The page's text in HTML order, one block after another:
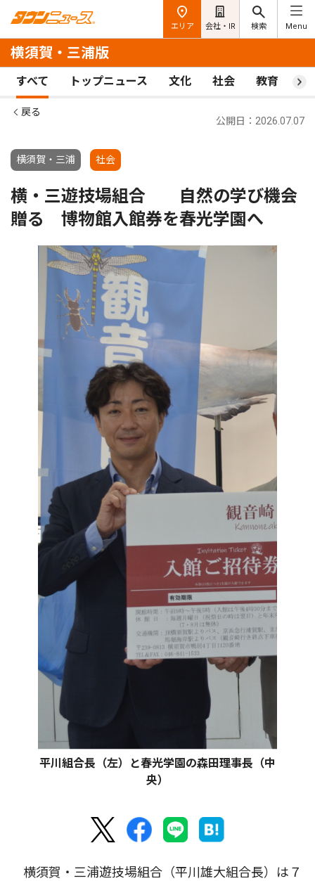
エリア 会社・IR 検索 Menu
横須賀・三浦版
すべて トップニュース 文化 社会 教育 ス
戻る
横須賀・三浦 社会
公開日：2026.07.07
横・三遊技場組合 自然の学び機会
贈る 博物館入館券を春光学園へ
平川組合長（左）と春光学園の森田理事長（中
央）
横須賀・三浦遊技場組合（平川雄大組合長）は７